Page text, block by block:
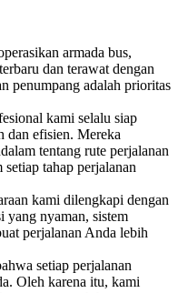
armada bus,
dan terawat dengan
penumpang adalah prioritas
kami selalu siap
dan efisien. Mereka
tentang rute perjalanan
tahap perjalanan
kami dilengkapi dengan
yang nyaman, sistem
perjalanan Anda lebih
setiap perjalanan
Oleh karena itu, kami